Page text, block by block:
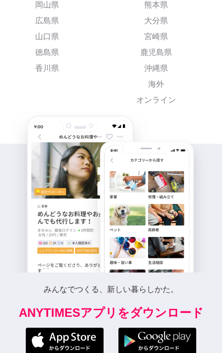
岡山県
広島県
山口県
徳島県
香川県
熊本県
大分県
宮崎県
鹿児島県
沖縄県
海外
オンライン
みんなでつくる、新しい暮らしかた。
ANYTIMESアプリをダウンロード